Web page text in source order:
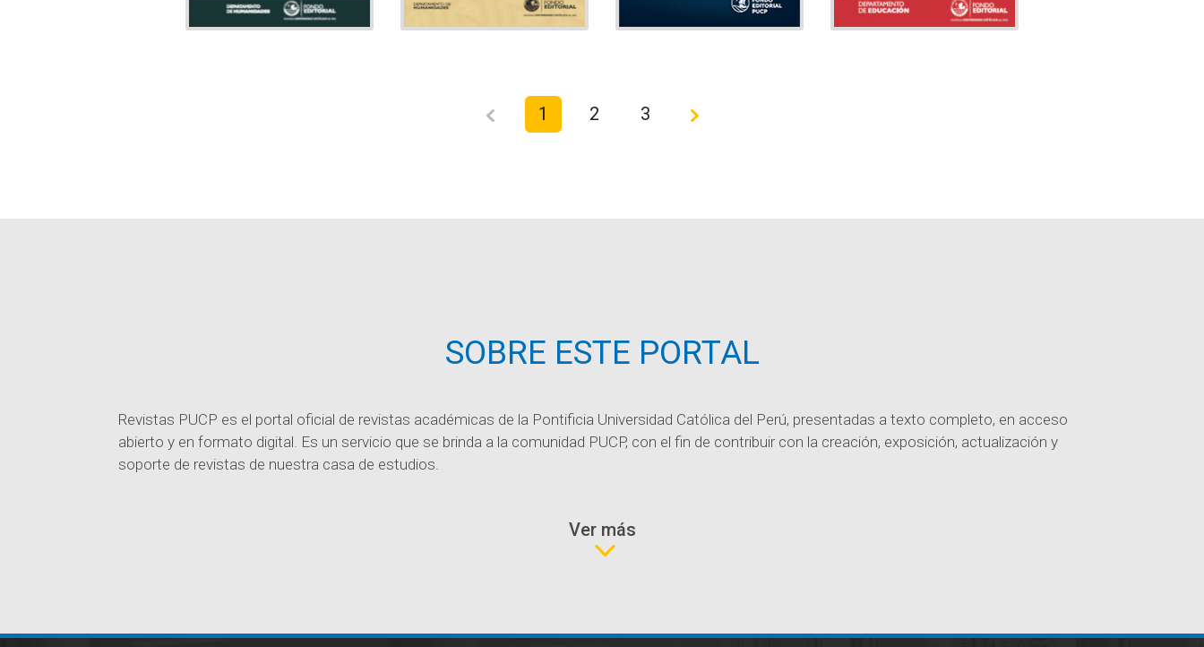
1 2 3
SOBRE ESTE PORTAL
Revistas PUCP es el portal oficial de revistas académicas de la Pontificia Universidad Católica del Perú, presentadas a texto completo, en acceso
abierto y en formato digital. Es un servicio que se brinda a la comunidad PUCP, con el fin de contribuir con la creación, exposición, actualización y
soporte de revistas de nuestra casa de estudios.